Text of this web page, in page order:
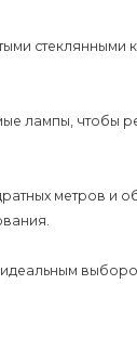
стеклянными
лампы, чтобы
метров и
идеальным
эту люстру